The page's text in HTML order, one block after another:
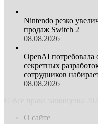
Nintendo резко
продаж Switch 2
08.08.2026
OpenAI потребовала
секретных
сотрудников
08.08.2026
О сайте